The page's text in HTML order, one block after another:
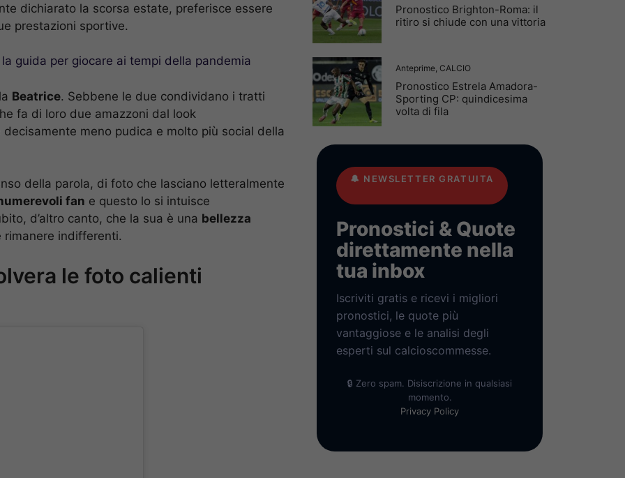
dichiarato la scorsa estate, preferisce essere
prestazioni sportive.
guida per giocare ai tempi della pandemia
Beatrice. Sebbene le due condividano i tratti
fa di loro due amazzoni dal look
meno pudica e molto più social della
della parola, di foto che lasciano letteralmente
fan e questo lo si intuisce
d’altro canto, che la sua è una bellezza
rimanere indifferenti.
le foto calienti
Pronostico Brighton-Roma: il
ritiro si chiude con una vittoria
Anteprime, CALCIO
Pronostico Estrela Amadora-
Sporting CP: quindicesima
volta di fila
🔔 NEWSLETTER GRATUITA
Pronostici & Quote
direttamente nella
tua inbox
Iscriviti gratis e ricevi i migliori
pronostici, le quote più
vantaggiose e le analisi degli
esperti sul calcioscommesse.
🔒 Zero spam. Disiscrizione in qualsiasi
momento.
Privacy Policy